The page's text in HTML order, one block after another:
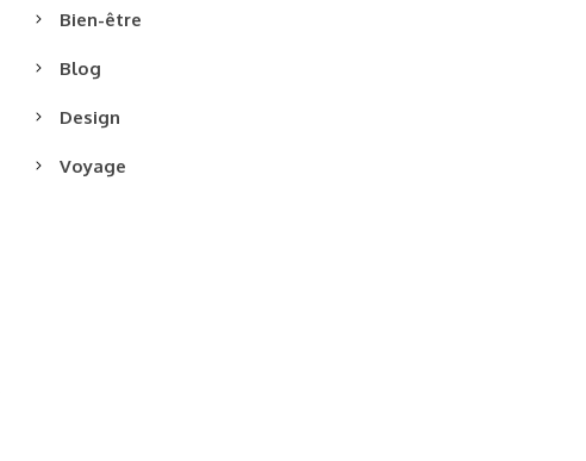
Bien-être
Blog
Design
Voyage